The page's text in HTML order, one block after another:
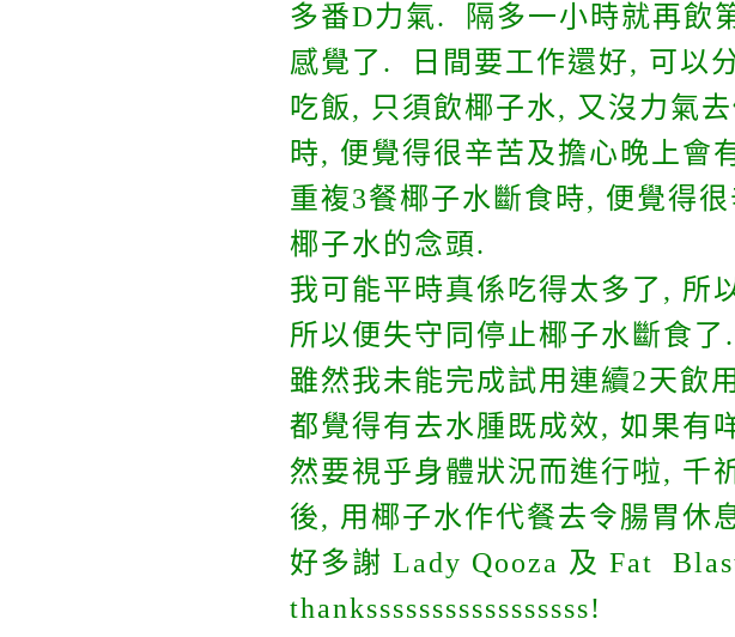
多番D力氣. 隔多一小時就再飲
感覺了. 日間要工作還好, 可以
吃飯, 只須飲椰子水, 又沒力氣
時, 便覺得很辛苦及擔心晚上會
重複3餐椰子水斷食時, 便覺得
椰子水的念頭.
我可能平時真係吃得太多了, 所
所以便失守同停止椰子水斷食了.
雖然我未能完成試用連續2天飲
都覺得有去水腫既成效, 如果有
然要視乎身體狀況而進行啦,
後, 用椰子水作代餐去令腸胃休
好多謝 Lady Qooza 及 Fat
thanksssssssssssssssss!